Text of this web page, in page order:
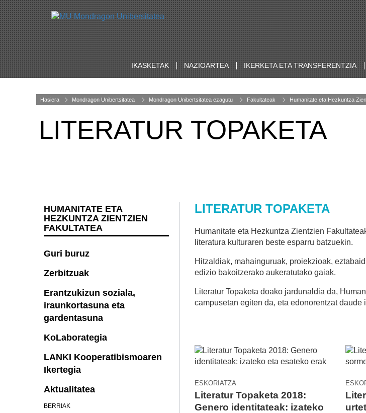
IKASKETAK NAZIOARTEA IKERKETA ETA TRANSFERENTZIA
Hasiera Mondragon Unibertsitatea Mondragon Unibertsitatea ezagutu Fakultateak Humanitate eta Hezkuntza
LITERATUR TOPAKETA
LITERATUR TOPAKETA
Humanitate eta Hezkuntza Zientzien
literatura kulturaren beste esparru batzuekin.
Hitzaldiak, mahainguruak, proiekzioak,
edizio bakoitzerako aukeratutako gaiak.
Literatur Topaketa doako jardunaldia da,
campusetan egiten da, eta edonorentzat daude
ESKORIATZA
Literatur Topaketa 2018:
Genero identitateak: izateko
HUMANITATE ETA
HEZKUNTZA ZIENTZIEN
FAKULTATEA
Guri buruz
Zerbitzuak
Erantzukizun soziala,
iraunkortasuna eta
gardentasuna
KoLaborategia
LANKI Kooperatibismoaren
Ikertegia
Aktualitatea
BERRIAK